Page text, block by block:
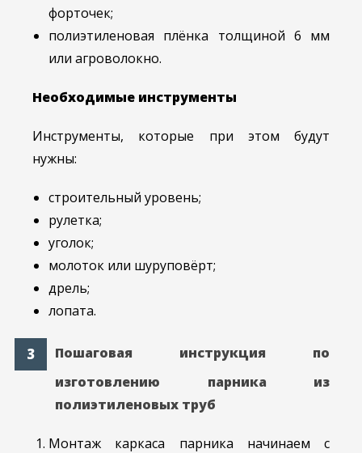
форточек;
полиэтиленовая плёнка толщиной 6 мм
или агроволокно.
Необходимые инструменты
Инструменты, которые при этом будут
нужны:
строительный уровень;
рулетка;
уголок;
молоток или шуруповёрт;
дрель;
лопата.
Пошаговая инструкция по
изготовлению парника из
полиэтиленовых труб
Монтаж каркаса парника начинаем с